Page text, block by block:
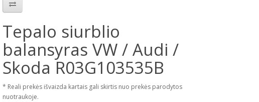
Tepalo siurblio
balansyras VW / Audi /
Skoda R03G103535B
* Reali prekės išvaizda kartais gali skirtis nuo prekės parodytos
nuotraukoje.